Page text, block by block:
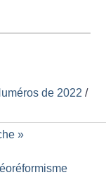
de 2022 /
»